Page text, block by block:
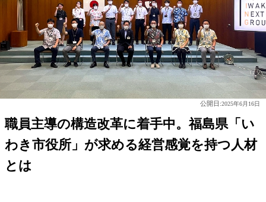
公開日:2025年6月16日
職員主導の構造改革に着手中。福島県「い
わき市役所」が求める経営感覚を持つ人材
とは